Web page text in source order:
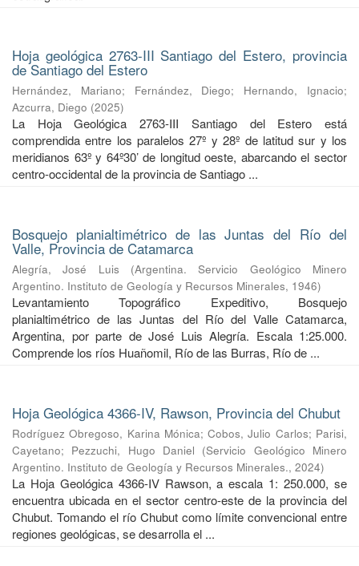
Hoja geológica 2763-III Santiago del Estero, provincia
de Santiago del Estero
Hernández, Mariano; Fernández, Diego; Hernando, Ignacio;
Azcurra, Diego (2025)
La Hoja Geológica 2763-III Santiago del Estero está
comprendida entre los paralelos 27º y 28º de latitud sur y los
meridianos 63º y 64º30’ de longitud oeste, abarcando el sector
centro-occidental de la provincia de Santiago ...
Bosquejo planialtimétrico de las Juntas del Río del
Valle, Provincia de Catamarca
Alegría, José Luis (Argentina. Servicio Geológico Minero
Argentino. Instituto de Geología y Recursos Minerales, 1946)
Levantamiento Topográfico Expeditivo, Bosquejo
planialtimétrico de las Juntas del Río del Valle Catamarca,
Argentina, por parte de José Luis Alegría. Escala 1:25.000.
Comprende los ríos Huañomil, Río de las Burras, Río de ...
Hoja Geológica 4366-IV, Rawson, Provincia del Chubut
Rodríguez Obregoso, Karina Mónica;Cobos, Julio Carlos; Parisi,
Cayetano; Pezzuchi, Hugo Daniel (Servicio Geológico Minero
Argentino. Instituto de Geología y Recursos Minerales., 2024)
La Hoja Geológica 4366-IV Rawson, a escala 1: 250.000, se
encuentra ubicada en el sector centro-este de la provincia del
Chubut. Tomando el río Chubut como límite convencional entre
regiones geológicas, se desarrolla el ...